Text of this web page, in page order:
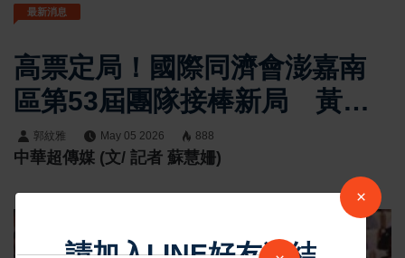
最新消息
高票定局！國際同濟會澎嘉南
區第53屆團隊接棒新局 黃峻
哲當選主席張文池任候任主席
郭紋雅 May 05 2026 888
中華超傳媒 (文/ 記者 蘇慧姍)
×